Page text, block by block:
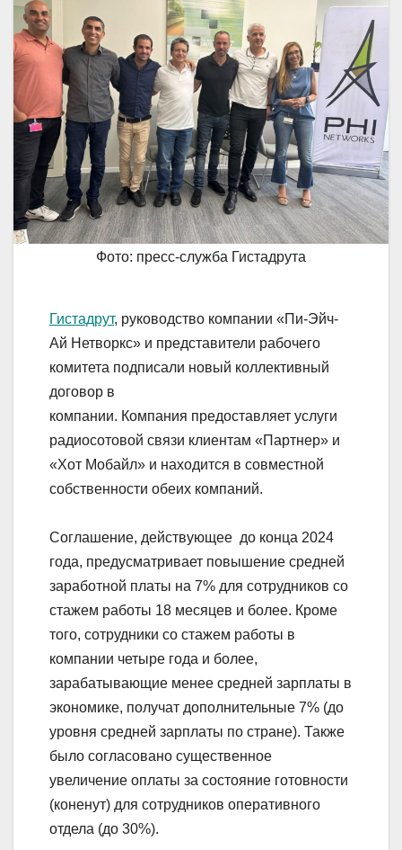
Фото: пресс-служба Гистадрута
Гистадрут, руководство компании «Пи-Эйч-
Ай Нетворкс» и представители рабочего
комитета подписали новый коллективный
договор в
компании. Компания предоставляет услуги
радиосотовой связи клиентам «Партнер» и
«Хот Мобайл» и находится в совместной
собственности обеих компаний.
Соглашение, действующее до конца 2024
года, предусматривает повышение средней
заработной платы на 7% для сотрудников со
стажем работы 18 месяцев и более. Кроме
того, сотрудники со стажем работы в
компании четыре года и более,
зарабатывающие менее средней зарплаты в
экономике, получат дополнительные 7% (до
уровня средней зарплаты по стране). Также
было согласовано существенное
увеличение оплаты за состояние готовности
(коненут) для сотрудников оперативного
отдела (до 30%).